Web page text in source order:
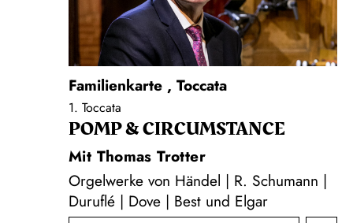
Familienkarte , Toccata
1. Toccata
POMP & CIRCUMSTANCE
Mit Thomas Trotter
Orgelwerke von Händel | R. Schumann |
Duruflé | Dove | Best und Elgar